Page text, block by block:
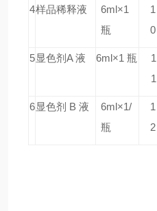
4样品稀释液
6ml×1
瓶
1
0
5显色剂A 液 6ml×1 瓶
1
1
6显色剂 B 液
6ml×1/
瓶
1
2